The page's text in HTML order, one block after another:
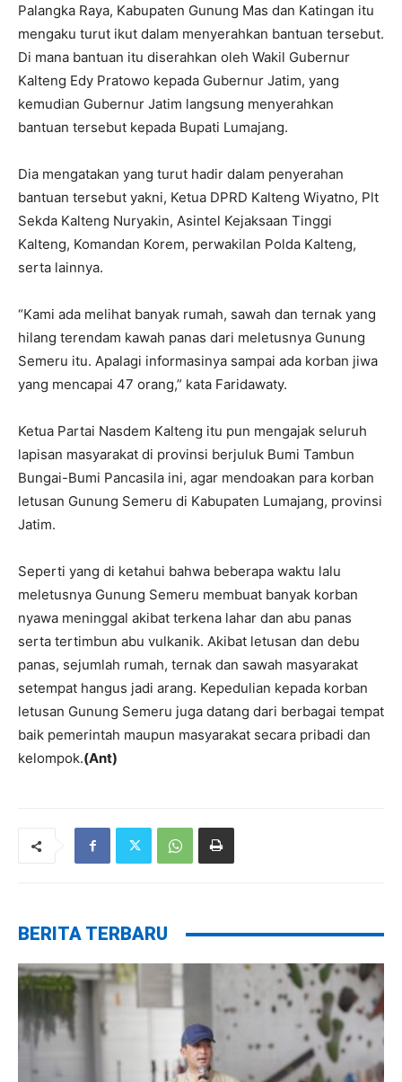
Palangka Raya, Kabupaten Gunung Mas dan Katingan itu
mengaku turut ikut dalam menyerahkan bantuan tersebut.
Di mana bantuan itu diserahkan oleh Wakil Gubernur
Kalteng Edy Pratowo kepada Gubernur Jatim, yang
kemudian Gubernur Jatim langsung menyerahkan
bantuan tersebut kepada Bupati Lumajang.
Dia mengatakan yang turut hadir dalam penyerahan
bantuan tersebut yakni, Ketua DPRD Kalteng Wiyatno, Plt
Sekda Kalteng Nuryakin, Asintel Kejaksaan Tinggi
Kalteng, Komandan Korem, perwakilan Polda Kalteng,
serta lainnya.
“Kami ada melihat banyak rumah, sawah dan ternak yang
hilang terendam kawah panas dari meletusnya Gunung
Semeru itu. Apalagi informasinya sampai ada korban jiwa
yang mencapai 47 orang,” kata Faridawaty.
Ketua Partai Nasdem Kalteng itu pun mengajak seluruh
lapisan masyarakat di provinsi berjuluk Bumi Tambun
Bungai-Bumi Pancasila ini, agar mendoakan para korban
letusan Gunung Semeru di Kabupaten Lumajang, provinsi
Jatim.
Seperti yang di ketahui bahwa beberapa waktu lalu
meletusnya Gunung Semeru membuat banyak korban
nyawa meninggal akibat terkena lahar dan abu panas
serta tertimbun abu vulkanik. Akibat letusan dan debu
panas, sejumlah rumah, ternak dan sawah masyarakat
setempat hangus jadi arang. Kepedulian kepada korban
letusan Gunung Semeru juga datang dari berbagai tempat
baik pemerintah maupun masyarakat secara pribadi dan
kelompok.(Ant)
BERITA TERBARU